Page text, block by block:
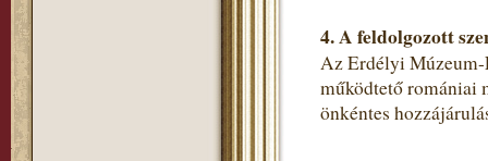
4.A feldolgozott
Az Erdélyi Múzeum-
működtető romániai
önkéntes